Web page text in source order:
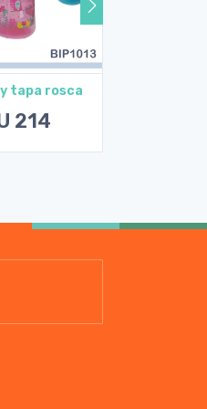
carrito
tapa rosca
214